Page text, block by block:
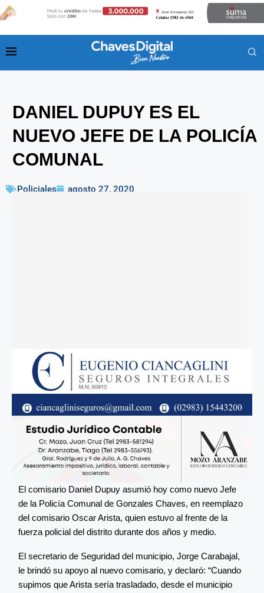
DANIEL DUPUY ES EL
NUEVO JEFE DE LA POLICÍA
COMUNAL
Policiales agosto 27, 2020
El comisario Daniel Dupuy asumió hoy como nuevo Jefe
de la Policía Comunal de Gonzales Chaves, en reemplazo
del comisario Oscar Arista, quien estuvo al frente de la
fuerza policial del distrito durante dos años y medio.
El secretario de Seguridad del municipio, Jorge Carabajal,
le brindó su apoyo al nuevo comisario, y declaró: “Cuando
supimos que Arista sería trasladado, desde el municipio